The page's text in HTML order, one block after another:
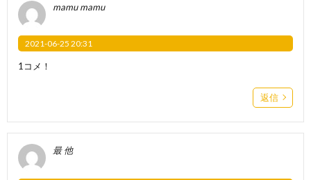
mamu mamu
2021-06-25 20:31
1コメ！
返信
最 他